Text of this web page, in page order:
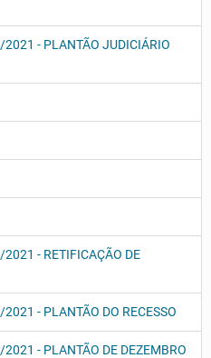
- PLANTÃO JUDICIÁRIO
- RETIFICAÇÃO DE
- PLANTÃO DO RECESSO
- PLANTÃO DE DEZEMBRO